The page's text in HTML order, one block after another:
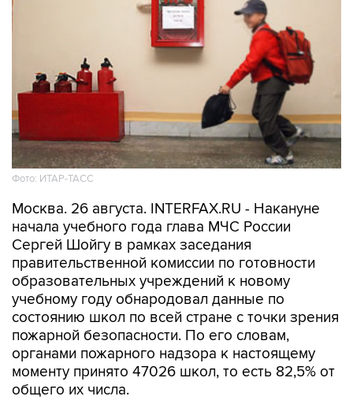
Фото: ИТАР-ТАСС
Москва. 26 августа. INTERFAX.RU - Накануне
начала учебного года глава МЧС России
Сергей Шойгу в рамках заседания
правительственной комиссии по готовности
образовательных учреждений к новому
учебному году обнародовал данные по
состоянию школ по всей стране с точки зрения
пожарной безопасности. По его словам,
органами пожарного надзора к настоящему
моменту принято 47026 школ, то есть 82,5% от
общего их числа.